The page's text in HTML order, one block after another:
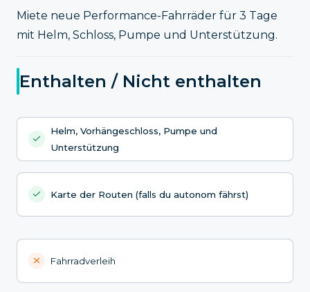
Miete neue Performance-Fahrräder für 3 Tage
mit Helm, Schloss, Pumpe und Unterstützung.
Enthalten / Nicht enthalten
Helm, Vorhängeschloss, Pumpe und
Unterstützung
Karte der Routen (falls du autonom fährst)
Fahrradverleih